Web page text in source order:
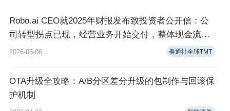
Robo.ai CEO就2025年财报发布致投资者公开信：公
司转型拐点已现，经营业务开始交付，整体现金流转
正
2026-05-06 美通社全球TMT
OTA升级全攻略：A/B分区差分升级的包制作与回滚保
护机制